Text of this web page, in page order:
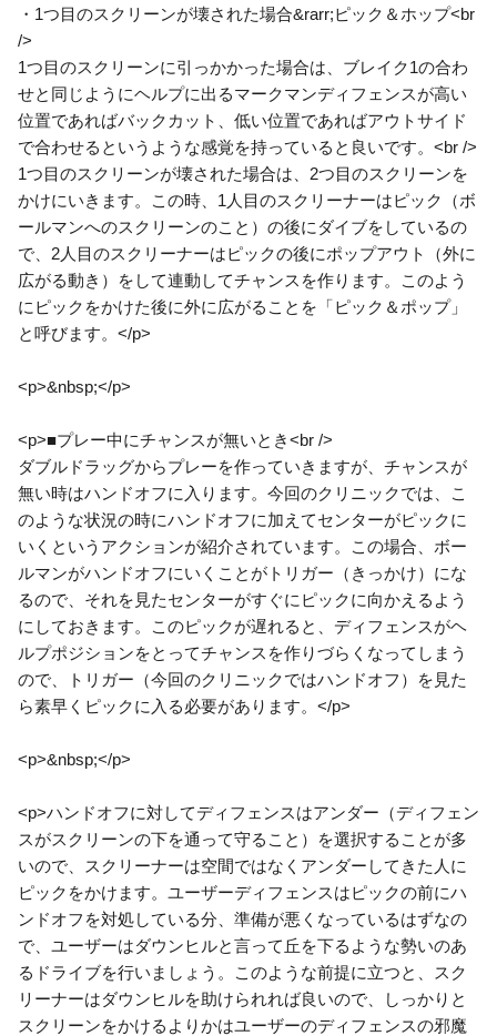
・1つ目のスクリーンが壊された場合&rarr;ピック＆ホップ<br
/>
1つ目のスクリーンに引っかかった場合は、ブレイク1の合わ
せと同じようにヘルプに出るマークマンディフェンスが高い
位置であればバックカット、低い位置であればアウトサイド
で合わせるというような感覚を持っていると良いです。<br />
1つ目のスクリーンが壊された場合は、2つ目のスクリーンを
かけにいきます。この時、1人目のスクリーナーはピック（ボ
ールマンへのスクリーンのこと）の後にダイブをしているの
で、2人目のスクリーナーはピックの後にポップアウト（外に
広がる動き）をして連動してチャンスを作ります。このよう
にピックをかけた後に外に広がることを「ピック＆ポップ」
と呼びます。</p>
<p>&nbsp;</p>
<p>■プレー中にチャンスが無いとき<br />
ダブルドラッグからプレーを作っていきますが、チャンスが
無い時はハンドオフに入ります。今回のクリニックでは、こ
のような状況の時にハンドオフに加えてセンターがピックに
いくというアクションが紹介されています。この場合、ボー
ルマンがハンドオフにいくことがトリガー（きっかけ）にな
るので、それを見たセンターがすぐにピックに向かえるよう
にしておきます。このピックが遅れると、ディフェンスがヘ
ルプポジションをとってチャンスを作りづらくなってしまう
ので、トリガー（今回のクリニックではハンドオフ）を見た
ら素早くピックに入る必要があります。</p>
<p>&nbsp;</p>
<p>ハンドオフに対してディフェンスはアンダー（ディフェン
スがスクリーンの下を通って守ること）を選択することが多
いので、スクリーナーは空間ではなくアンダーしてきた人に
ピックをかけます。ユーザーディフェンスはピックの前にハ
ンドオフを対処している分、準備が悪くなっているはずなの
で、ユーザーはダウンヒルと言って丘を下るような勢いのあ
るドライブを行いましょう。このような前提に立つと、スク
リーナーはダウンヒルを助けられれば良いので、しっかりと
スクリーンをかけるよりかはユーザーのディフェンスの邪魔